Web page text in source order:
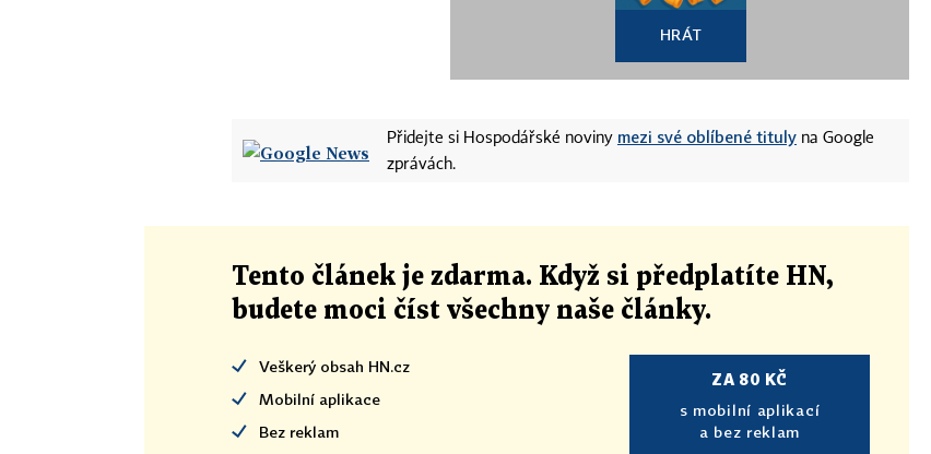
HRÁT
Přidejte si Hospodářské noviny mezi své oblíbené tituly na Google
zprávách.
Tento článek je zdarma. Když si předplatíte HN,
budete moci číst všechny naše články.
Veškerý obsah HN.cz
Mobilní aplikace
Bez reklam
ZA 80 KČ
s mobilní aplikací
a bez reklam